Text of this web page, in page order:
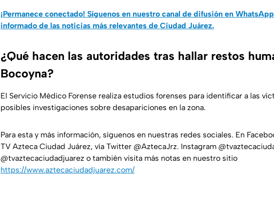
¡Permanece conectado! Síguenos en nuestro canal de difusión en
informado de las noticias más relevantes de Ciudad Juárez.
¿Qué hacen las autoridades tras hallar restos
Bocoyna?
El Servicio Médico Forense realiza estudios forenses para identificar a las
posibles investigaciones sobre desapariciones en la zona.
Para esta y más información, síguenos en nuestras redes sociales. En
TV Azteca Ciudad Juárez, vía Twitter @AztecaJrz. Instagram
@tvaztecaciudadjuarez o también visita más notas en nuestro sitio
https://www.aztecaciudadjuarez.com/